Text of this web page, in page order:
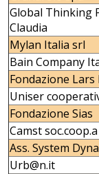
Global Thinking
Claudia
Mylan Italia srl
Bain Company
Fondazione
Uniser
Fondazione Sias
Camst
Ass. System
Urb@n.it